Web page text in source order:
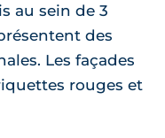
au sein de 3
des
Les façades
rouges et